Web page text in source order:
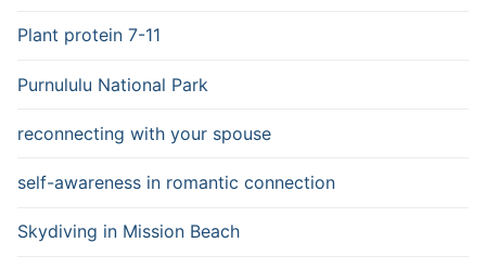
Plant protein 7-11
Purnululu National Park
reconnecting with your spouse
self-awareness in romantic connection
Skydiving in Mission Beach